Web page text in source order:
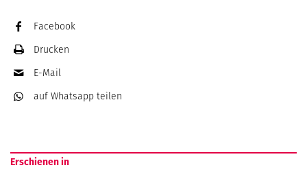
Facebook
Drucken
E-Mail
auf Whatsapp teilen
Erschienen in